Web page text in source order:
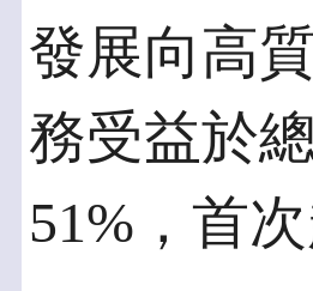
發展向高
務受益於
51%，首